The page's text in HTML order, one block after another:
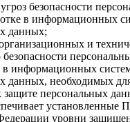
безопасности
в информационных
данных;
и
в информационных
данных, необходимых
защите персональных
установленные
уровни